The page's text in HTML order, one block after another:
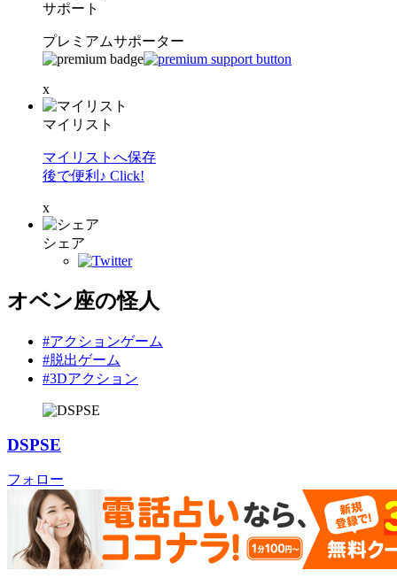
サポート
プレミアムサポーター
x
マイリスト
マイリストへ保存
後で便利♪ Click!
x
シェア
オベン座の怪人
#アクションゲーム
#脱出ゲーム
#3Dアクション
DSPSE
フォロー